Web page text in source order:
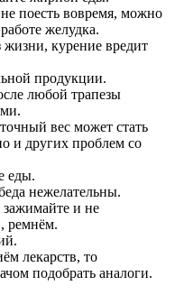
поесть вовремя, можно
желудка.
жизни, курение вредит
продукции.
любой трапезы
вес может стать
и других проблем со
еды.
нежелательны.
и не
ремнём.
лекарств, то
подобрать аналоги.